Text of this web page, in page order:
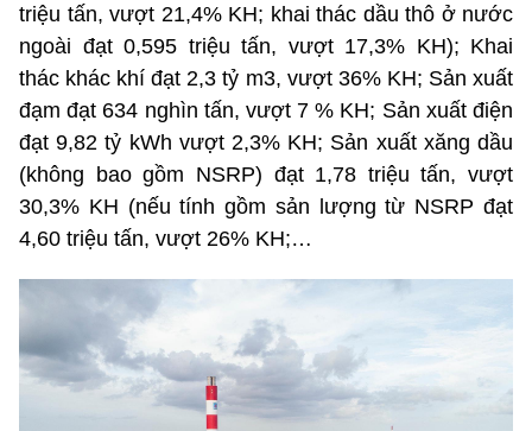
triệu tấn, vượt 21,4% KH; khai thác dầu thô ở nước
ngoài đạt 0,595 triệu tấn, vượt 17,3% KH); Khai
thác khác khí đạt 2,3 tỷ m3, vượt 36% KH; Sản xuất
đạm đạt 634 nghìn tấn, vượt 7 % KH; Sản xuất điện
đạt 9,82 tỷ kWh vượt 2,3% KH; Sản xuất xăng dầu
(không bao gồm NSRP) đạt 1,78 triệu tấn, vượt
30,3% KH (nếu tính gồm sản lượng từ NSRP đạt
4,60 triệu tấn, vượt 26% KH;…